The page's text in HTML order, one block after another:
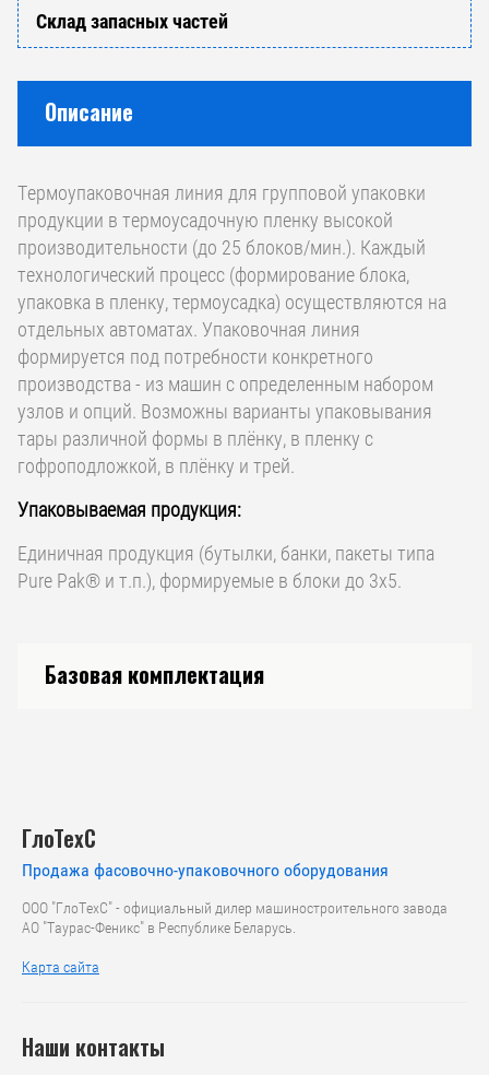
Склад запасных частей
Описание
Термоупаковочная линия для групповой упаковки
продукции в термоусадочную пленку высокой
производительности (до 25 блоков/мин.). Каждый
технологический процесс (формирование блока,
упаковка в пленку, термоусадка) осуществляются на
отдельных автоматах. Упаковочная линия
формируется под потребности конкретного
производства - из машин с определенным набором
узлов и опций. Возможны варианты упаковывания
тары различной формы в плёнку, в пленку с
гофроподложкой, в плёнку и трей.
Упаковываемая продукция:
Единичная продукция (бутылки, банки, пакеты типа
Pure Pak® и т.п.), формируемые в блоки до 3х5.
Базовая комплектация
ГлоТехС
Продажа фасовочно-упаковочного оборудования
ООО "ГлоТехС" - официальный дилер машиностроительного завода
АО "Таурас-Феникс" в Республике Беларусь.
Карта сайта
Наши контакты